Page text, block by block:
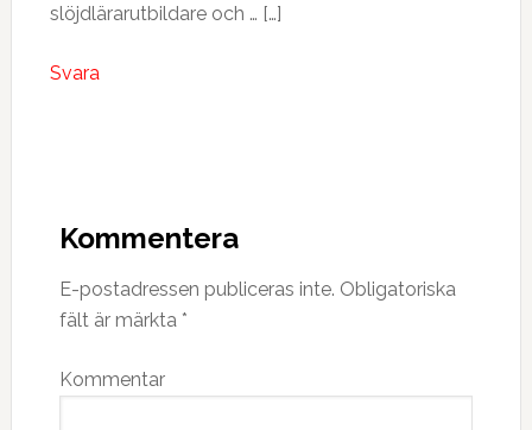
slöjdlärarutbildare och … […]
Svara
Kommentera
E-postadressen publiceras inte. Obligatoriska
fält är märkta *
Kommentar